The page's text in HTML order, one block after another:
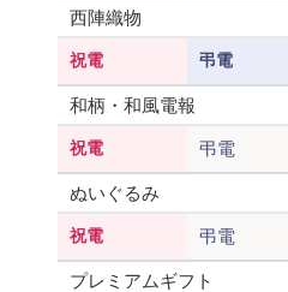
西陣織物
祝電 弔電
和柄・和風電報
祝電 弔電
ぬいぐるみ
祝電 弔電
プレミアムギフト